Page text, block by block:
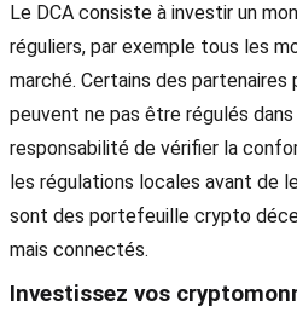
Le DCA consiste à investir un
réguliers, par exemple tous les
marché. Certains des
peuvent ne pas être régulés
responsabilité de vérifier la
les régulations locales avant de
sont des portefeuille crypto
mais connectés.
Investissez vos